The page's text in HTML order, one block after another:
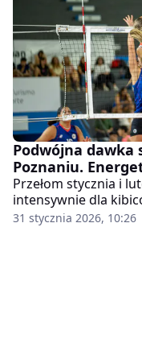
Podwójna
Poznaniu.
Przełom stycznia i
intensywnie dla
W hali POSiR AWF
rozegra w jeden
31 stycznia 2026, 10:26